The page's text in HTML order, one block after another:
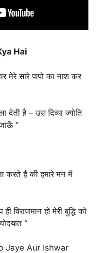
Hai
मेरे सारे पापो का नाश कर
देती है – उस दिव्या ज्योति
“
करते है की हमारे मन में
विराजमान हो मेरी बुद्धि को
“
Jaye Aur Ishwar